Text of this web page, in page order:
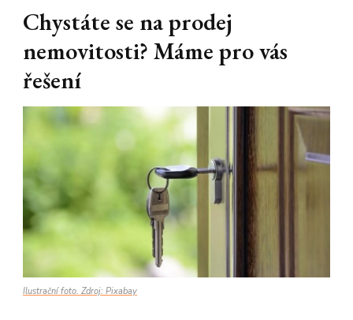
Chystáte se na prodej
nemovitosti? Máme pro vás
řešení
Ilustrační foto. Zdroj: Pixabay